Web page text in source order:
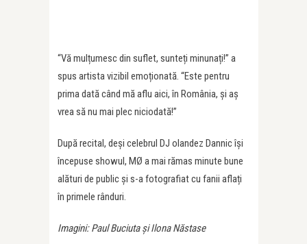
“Vă mulțumesc din suflet, sunteți minunați!” a
spus artista vizibil emoționată. “Este pentru
prima dată când mă aflu aici, în România, și aș
vrea să nu mai plec niciodată!”
După recital, deși celebrul DJ olandez Dannic își
începuse showul, MØ a mai rămas minute bune
alături de public și s-a fotografiat cu fanii aflați
în primele rânduri.
Imagini: Paul Buciuta și Ilona Năstase